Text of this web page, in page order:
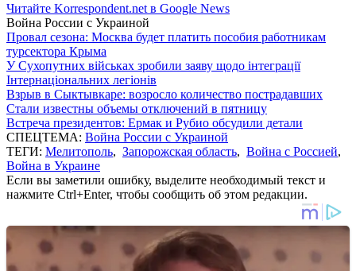
Читайте Korrespondent.net в Google News
Война России с Украиной
Провал сезона: Москва будет платить пособия работникам
турсектора Крыма
У Сухопутних військах зробили заяву щодо інтеграції
Інтернаціональних легіонів
Взрыв в Сыктывкаре: возросло количество пострадавших
Стали известны объемы отключений в пятницу
Встреча президентов: Ермак и Рубио обсудили детали
СПЕЦТЕМА: Война России с Украиной
ТЕГИ: Мелитополь, Запорожская область, Война с Россией,
Война в Украине
Если вы заметили ошибку, выделите необходимый текст и
нажмите Ctrl+Enter, чтобы сообщить об этом редакции.